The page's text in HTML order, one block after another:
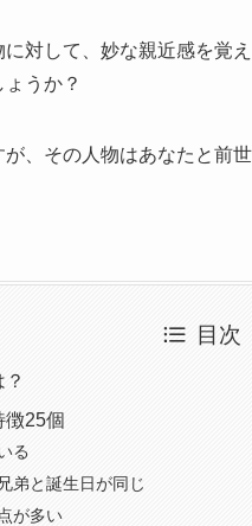
対して、妙な親近感を覚
うか？
、その人物はあなたと前
目次
徴25個
る
弟と誕生日が同じ
が多い